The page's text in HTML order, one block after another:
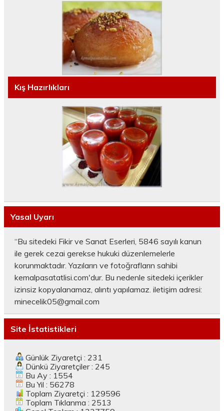
Kış Hazırlıkları
Yasal Uyarı
“Bu sitedeki Fikir ve Sanat Eserleri, 5846 sayılı kanun
ile gerek cezai gerekse hukuki düzenlemelerle
korunmaktadır. Yazıların ve fotoğrafların sahibi
kemalpasatatlisi.com'dur. Bu nedenle sitedeki içerikler
izinsiz kopyalanamaz, alıntı yapılamaz. iletişim adresi:
minecelik05@gmail.com
Site İstatistikleri
Günlük Ziyaretçi : 231
Dünkü Ziyaretçiler : 245
Bu Ay : 1554
Bu Yıl : 56278
Toplam Ziyaretçi : 129596
Toplam Tıklanma : 2513